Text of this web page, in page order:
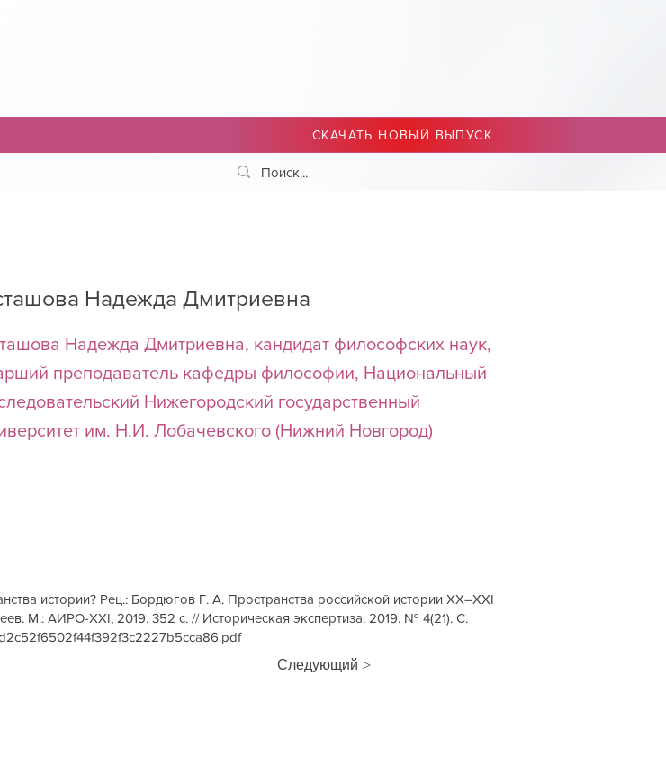
СКАЧАТЬ НОВЫЙ ВЫПУСК
Надежда Дмитриевна
Надежда Дмитриевна, кандидат философских наук,
преподаватель кафедры философии, Национальный
Нижегородский государственный
им. Н.И. Лобачевского (Нижний Новгород)
истории? Рец.: Бордюгов Г. А. Пространства российской истории XX–XXI
М.: АИРО-XXI, 2019. 352 с. // Историческая экспертиза. 2019. № 4(21). С.
Следующий >